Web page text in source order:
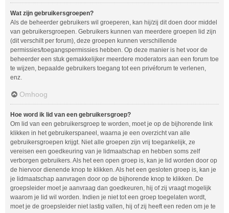
Wat zijn gebruikersgroepen?
Als de beheerder gebruikers wil groeperen, kan hij/zij dit doen door middel
van gebruikersgroepen. Gebruikers kunnen van meerdere groepen lid zijn
(dit verschilt per forum), deze groepen kunnen verschillende
permissies/toegangspermissies hebben. Op deze manier is het voor de
beheerder een stuk gemakkelijker meerdere moderators aan een forum toe
te wijzen, bepaalde gebruikers toegang tot een privéforum te verlenen,
enz.
Omhoog
Hoe word ik lid van een gebruikersgroep?
Om lid van een gebruikersgroep te worden, moet je op de bijhorende link
klikken in het gebruikerspaneel, waarna je een overzicht van alle
gebruikersgroepen krijgt. Niet alle groepen zijn vrij toegankelijk, ze
vereisen een goedkeuring van je lidmaatschap en hebben soms zelf
verborgen gebruikers. Als het een open groep is, kan je lid worden door op
de hiervoor dienende knop te klikken. Als het een gesloten groep is, kan je
je lidmaatschap aanvragen door op de bijhorende knop te klikken. De
groepsleider moet je aanvraag dan goedkeuren, hij of zij vraagt mogelijk
waarom je lid wil worden. Indien je niet tot een groep toegelaten wordt,
moet je de groepsleider niet lastig vallen, hij of zij heeft een reden om je te